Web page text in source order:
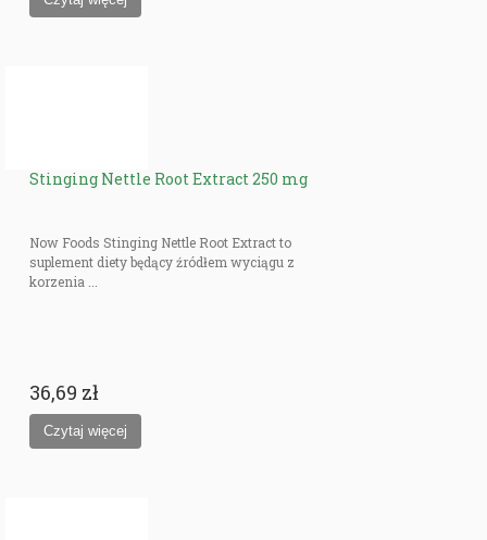
Stinging Nettle Root Extract 250 mg
Now Foods Stinging Nettle Root Extract to
suplement diety będący źródłem wyciągu z
korzenia ...
36,69 zł